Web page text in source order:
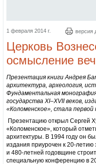
1 февраля 2014 г. версия
Церковь
осмысление
Презентация книги Андрея
архитектура, археология,
Фундаментальная
государства ХI–ХVII веков,
«Коломенское», стала первой
Презентацию открыл Сергей
«Коломенское», который
архитектуры. В 1994 году он
издания приурочен к 20-
и 480-летней годовщине
специальную конференцию в